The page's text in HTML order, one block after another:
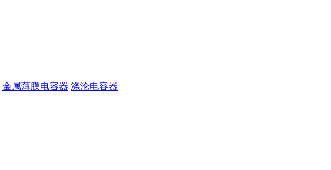
金属薄膜电容器 涤沦电容器